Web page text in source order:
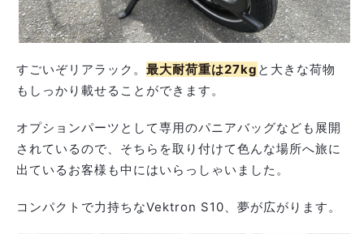
すごいぞリアラック。 最大耐荷重は27kg と大きな荷物
もしっかり載せることができます。
オプションパーツとして専用のパニアバッグなども展開
されているので、そちらを取り付けて色んな場所へ旅に
出ているお客様も中にはいらっしゃいました。
コンパクトで力持ちなVektron S10、夢が広がります。